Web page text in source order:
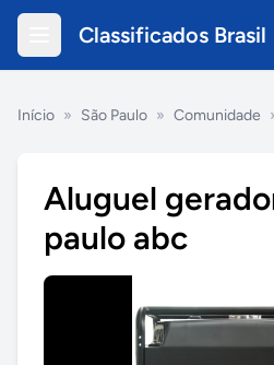
Classificados Brasil
Início » São Paulo » Comunidade
Aluguel
paulo abc